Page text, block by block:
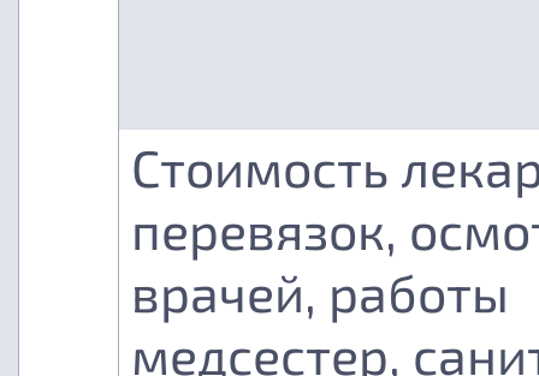
Стоимость
перевязок,
врачей, работы
медсестер,